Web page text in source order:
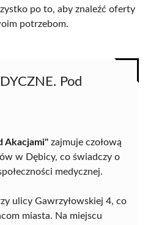
po to, aby znaleźć oferty
potrzebom.
Pod
Akacjami" zajmuje czołową
w Dębicy, co świadczy o
medycznej.
ulicy Gawrzyłowskiej 4, co
miasta. Na miejscu